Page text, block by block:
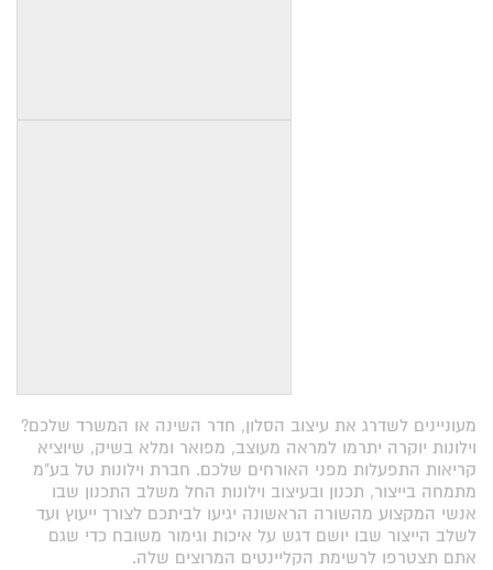
מעוניינים לשדרג את עיצוב הסלון, חדר השינה או המשרד שלכם?
וילונות יוקרה יתרמו למראה מעוצב, מפואר ומלא בשיק, שיוציא
קריאות התפעלות מפני האורחים שלכם. חברת וילונות טל בע"מ
מתמחה בייצור, תכנון ובעיצוב וילונות החל משלב התכנון שבו
אנשי המקצוע מהשורה הראשונה יגיעו לביתכם לצורך ייעוץ ועד
לשלב הייצור שבו יושם דגש על איכות וגימור משובח כדי שגם
אתם תצטרפו לרשימת הקליינטים המרוצים שלה.